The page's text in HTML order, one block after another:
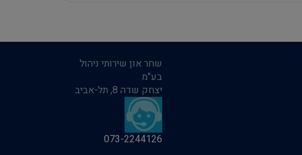
שחר און שירותי ניהול
בע"מ
יצחק שדה 8, תל-אביב
073-2244126